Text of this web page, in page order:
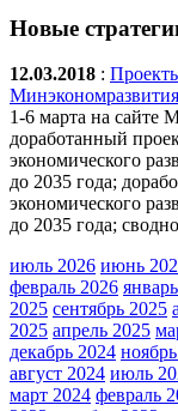
Новые
12.03.2018 :
1-6 марта на сайте
доработанный
экономического
до 2035 года;
экономического
до 2035 года;
июль 2026 июнь
февраль 2026
2025 сентябрь 2025
2025 апрель 2025
декабрь 2024
август 2024 июль
март 2024 февраль